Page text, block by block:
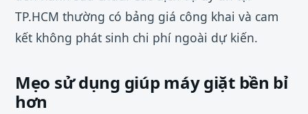
TP.HCM thường có bảng giá công khai và cam
kết không phát sinh chi phí ngoài dự kiến.
Mẹo sử dụng giúp máy giặt bền bỉ
hơn